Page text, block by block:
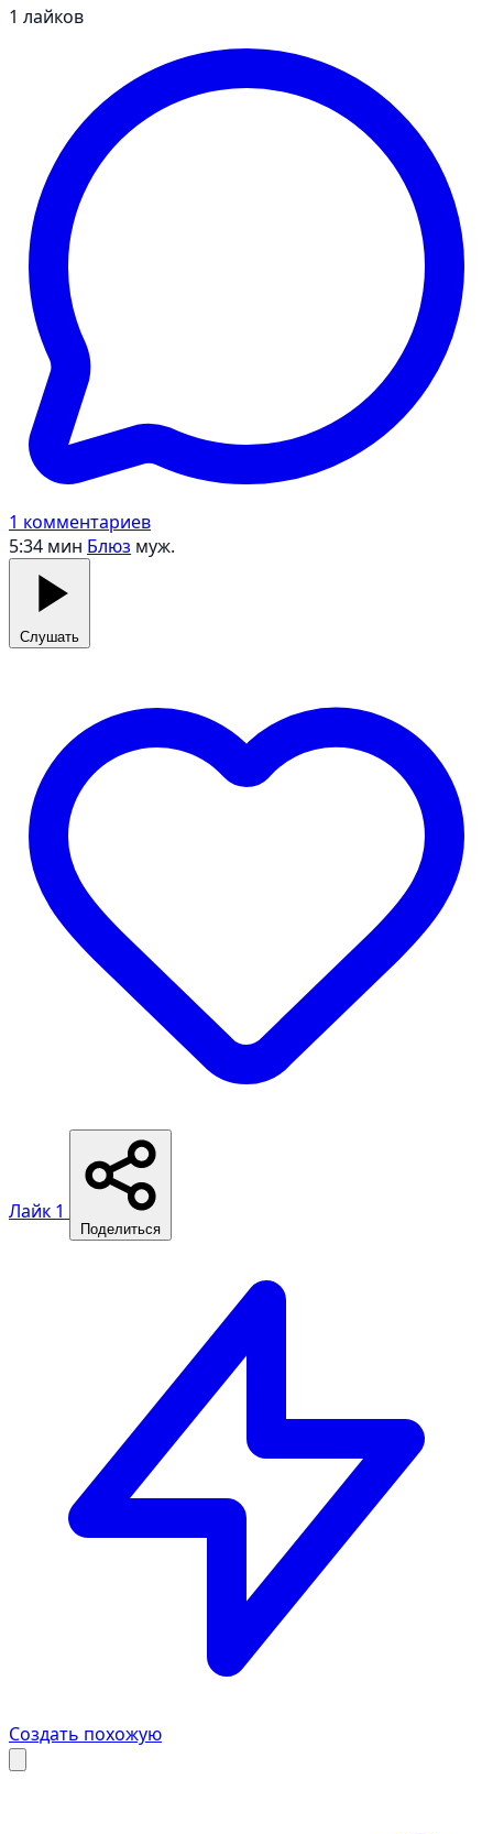
1 лайков
1 комментариев
5:34 мин Блюз муж.
Слушать
Лайк 1
Поделиться
Создать похожую